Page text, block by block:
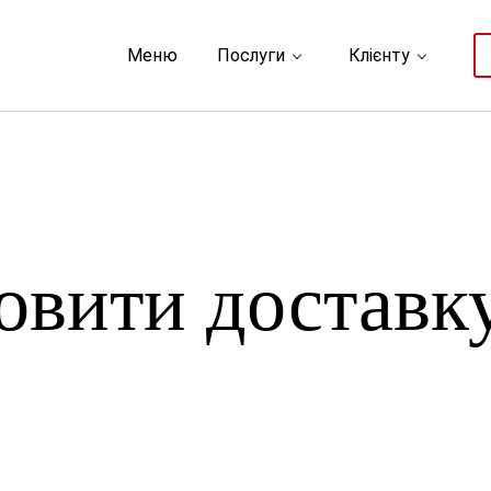
Меню Послуги Клієнту